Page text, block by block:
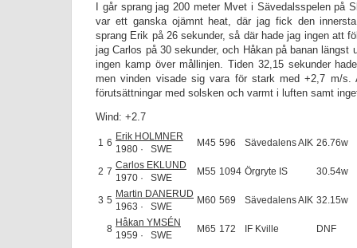
I går sprang jag 200 meter Mvet i Sävedalsspelen på
var ett ganska ojämnt heat, där jag fick den
sprang Erik på 26 sekunder, så där hade jag ingen att
jag Carlos på 30 sekunder, och Håkan på banan längst
ingen kamp över mållinjen. Tiden 32,15 sekunder
men vinden visade sig vara för stark med +2,7 m/s.
förutsättningar med solsken och varmt i luften samt
Wind: +2.7
1 6
Erik HOLMNER
1980 · SWE
M45 596 Sävedalens AIK 26.76w
2 7
Carlos EKLUND
1970 · SWE
M55 1094 Örgryte IS 30.54w
3 5
Martin DANERUD
1963 · SWE
M60 569 Sävedalens AIK 32.15w
8
Håkan YMSÉN
1959 · SWE
M65 172 IF Kville DNF